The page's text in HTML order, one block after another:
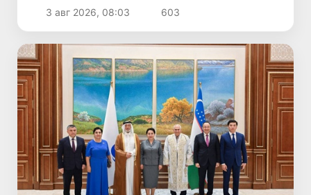
3 авг 2026, 08:03 603